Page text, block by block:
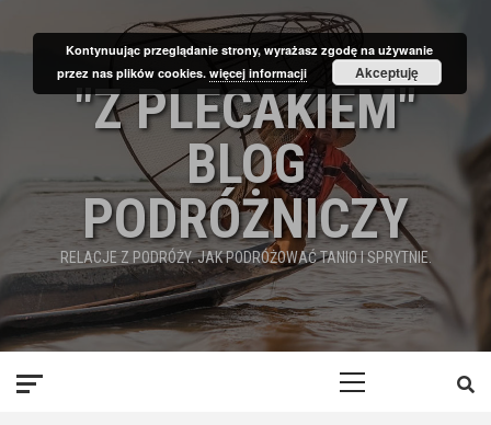
"Z PLECAKIEM"
BLOG
PODRÓŻNICZY
RELACJE Z PODRÓŻY. JAK PODRÓŻOWAĆ TANIO I SPRYTNIE.
Kontynuując przeglądanie strony, wyrażasz zgodę na używanie
przez nas plików cookies.więcej informacji Akceptuję